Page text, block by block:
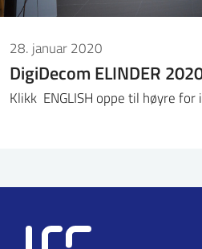
28. januar 2020
DigiDecom ELINDER
Klikk ENGLISH oppe til høyre for